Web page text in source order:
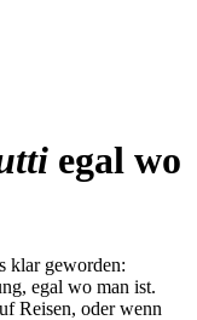
egal wo
klar geworden:
egal wo man ist.
Reisen, oder wenn